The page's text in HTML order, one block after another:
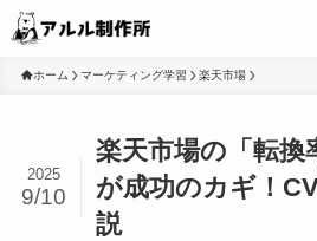
ホーム マーケティング学習 楽天市場
楽天市場の「転換
が成功のカギ！
説
2025
9/10